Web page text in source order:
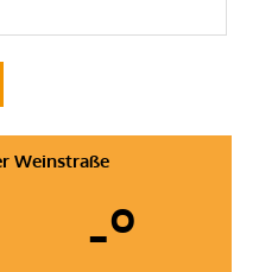
Weinstraße
-º